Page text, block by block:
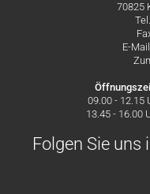
70825
E-
09.00 - 12.15
13.45 - 16.00
Folgen Sie uns